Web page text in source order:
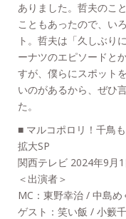
ありました。哲夫のこ
こともあったので、い
ト。哲夫は「久しぶり
ーナツのエピソードと
すが、僕らにスポット
いのがあるから、ぜひ
た。
■ マルコポロリ！千鳥
拡大SP
関西テレビ 2024年9月
＜出演者＞
MC：東野幸治 / 中島め
ゲスト：笑い飯 / 小籔